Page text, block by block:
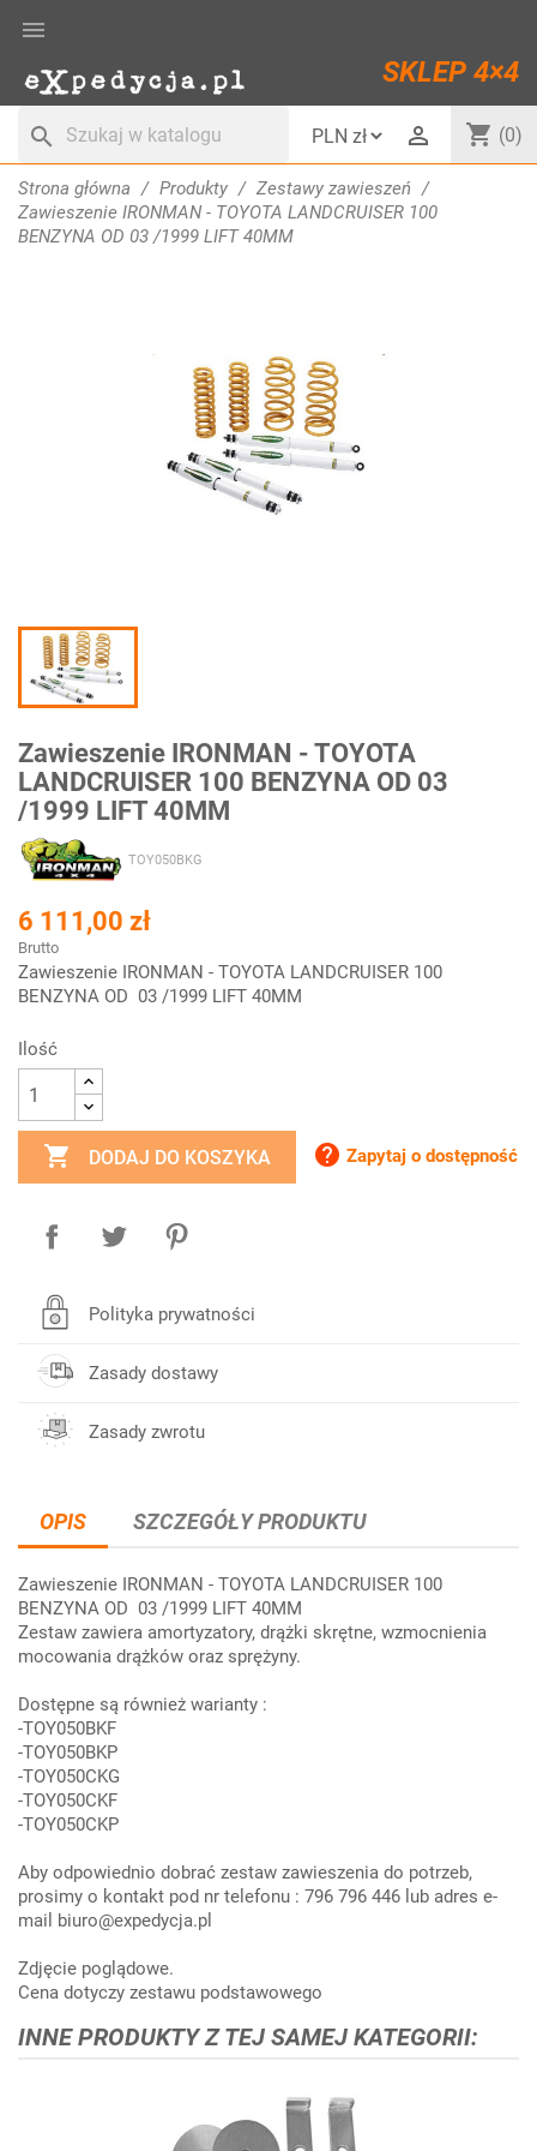

SKLEP 4×4
search  shopping_cart (0)
Strona główna Produkty
Zestawy zawieszeń
Zawieszenie IRONMAN - TOYOTA LANDCRUISER 100
BENZYNA OD 03 /1999 LIFT 40MM
Zawieszenie IRONMAN - TOYOTA
LANDCRUISER 100 BENZYNA OD 03
/1999 LIFT 40MM
TOY050BKG
6 111,00 zł
Brutto
Zawieszenie IRONMAN - TOYOTA LANDCRUISER 100
BENZYNA OD 03 /1999 LIFT 40MM
Ilość
 DODAJ DO KOSZYKA  Zapytaj o dostępność
Polityka prywatności
Zasady dostawy
Zasady zwrotu
OPIS SZCZEGÓŁY PRODUKTU
Zawieszenie IRONMAN - TOYOTA LANDCRUISER 100
BENZYNA OD 03 /1999 LIFT 40MM
Zestaw zawiera amortyzatory, drążki skrętne, wzmocnienia
mocowania drążków oraz sprężyny.
Dostępne są również warianty :
-TOY050BKF
-TOY050BKP
-TOY050CKG
-TOY050CKF
-TOY050CKP
Aby odpowiednio dobrać zestaw zawieszenia do potrzeb,
prosimy o kontakt pod nr telefonu : 796 796 446 lub adres e-
mail biuro@expedycja.pl
Zdjęcie poglądowe.
Cena dotyczy zestawu podstawowego
INNE PRODUKTY Z TEJ SAMEJ KATEGORII: